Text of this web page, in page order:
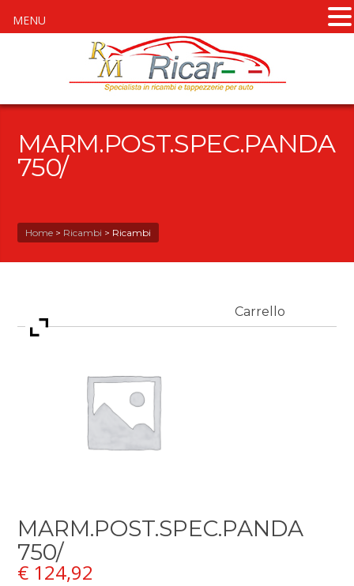
MARM.POST.SPEC.PANDA
750/
Home > Ricambi > Ricambi
MARM.POST.SPEC.PANDA
750/
€ 124,92
Carrello
MENU